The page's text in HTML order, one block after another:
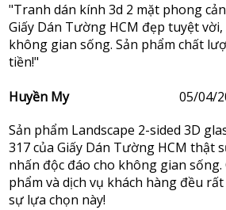
"Tranh dán kính 3d 2 mặt phong
Giấy Dán Tường HCM đẹp tuyệt
không gian sống. Sản phẩm chất
tiền!"
Huyền My
05/04/
Sản phẩm Landscape 2-sided 3D
317 của Giấy Dán Tường HCM thật
nhấn độc đáo cho không gian
phẩm và dịch vụ khách hàng đều
sự lựa chọn này!